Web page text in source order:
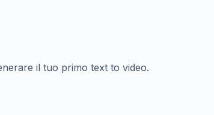
il tuo primo text to video.